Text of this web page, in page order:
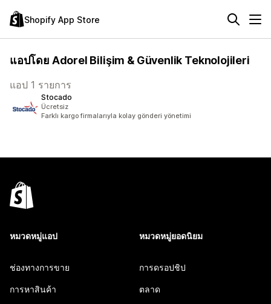
Shopify App Store
แอปโดย Adorel Bilişim & Güvenlik Teknolojileri
แอป 1 รายการ
Stocado
Ücretsiz
Farklı kargo firmalarıyla kolay gönderi yönetimi
หมวดหมู่แอป
ช่องทางการขาย
การหาสินค้า
หมวดหมู่ยอดนิยม
การดรอปชิป
ตลาด